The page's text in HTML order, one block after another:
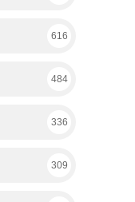
616
484
336
309